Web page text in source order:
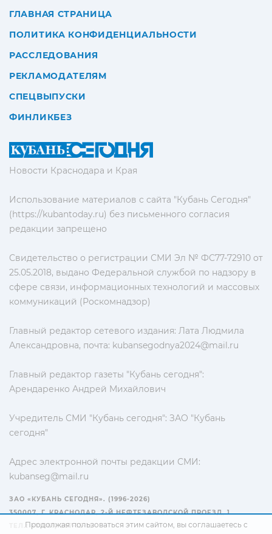
Новости Краснодара и Края
Использование материалов с сайта "Кубань Сегодня"
(https://kubantoday.ru) без письменного согласия
редакции запрещено
Свидетельство о регистрации СМИ Эл № ФС77-72910 от
25.05.2018, выдано Федеральной службой по надзору в
сфере связи, информационных технологий и массовых
коммуникаций (Роскомнадзор)
Главный редактор сетевого издания: Лата Людмила
Александровна, почта: kubansegodnya2024@mail.ru
Главный редактор газеты "Кубань сегодня":
Арендаренко Андрей Михайлович
Учредитель СМИ "Кубань сегодня": ЗАО "Кубань
сегодня"
Адрес электронной почты редакции СМИ:
kubanseg@mail.ru
ГЛАВНАЯ СТРАНИЦА
ПОЛИТИКА КОНФИДЕНЦИАЛЬНОСТИ
РАССЛЕДОВАНИЯ
РЕКЛАМОДАТЕЛЯМ
СПЕЦВЫПУСКИ
ФИНЛИКБЕЗ
ЗАО «КУБАНЬ СЕГОДНЯ». (1996-2026)
350007, Г. КРАСНОДАР, 2-Й НЕФТЕЗАВОДСКОЙ ПРОЕЗД, 1
ТЕЛ.: +7(861) 267-15-15
Продолжая пользоваться этим сайтом, вы соглашаетесь с